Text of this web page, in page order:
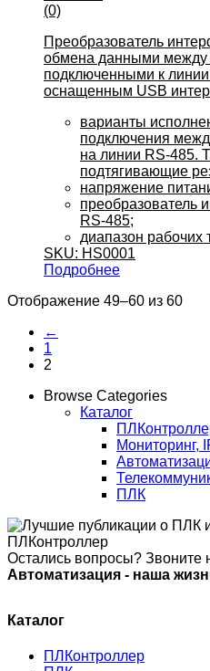
(0)
Преобразователь
обмена данными между
подключенными к
оснащенным USB
варианты
подключения
на линии RS-485.
подтягивающие
напряжение
преобразователь
RS-485;
диапазон рабочих
SKU: HS0001
Подробнее
Отображение 49–60 из 60
←
1
2
Browse Categories
Каталог
Мониторинг,
ПЛК
Остались вопросы? Звоните
Автоматизация - наша
Каталог
ПЛКонтроллер